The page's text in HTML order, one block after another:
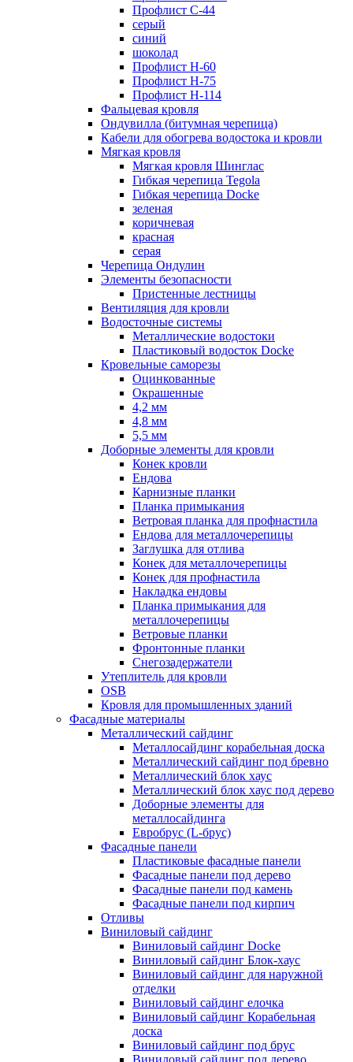
Профлист С-44
серый
синий
шоколад
Профлист Н-60
Профлист Н-75
Профлист H-114
Фальцевая кровля
Ондувилла (битумная черепица)
Кабели для обогрева водостока и кровли
Мягкая кровля
Мягкая кровля Шинглас
Гибкая черепица Tegola
Гибкая черепица Docke
зеленая
коричневая
красная
серая
Черепица Ондулин
Элементы безопасности
Пристенные лестницы
Вентиляция для кровли
Водосточные системы
Металлические водостоки
Пластиковый водосток Docke
Кровельные саморезы
Оцинкованные
Окрашенные
4,2 мм
4,8 мм
5,5 мм
Доборные элементы для кровли
Конек кровли
Ендова
Карнизные планки
Планка примыкания
Ветровая планка для профнастила
Ендова для металлочерепицы
Заглушка для отлива
Конек для металлочерепицы
Конек для профнастила
Накладка ендовы
Планка примыкания для
металлочерепицы
Ветровые планки
Фронтонные планки
Снегозадержатели
Утеплитель для кровли
OSB
Кровля для промышленных зданий
Фасадные материалы
Металлический сайдинг
Металлосайдинг корабельная доска
Металлический сайдинг под бревно
Металлический блок хаус
Металлический блок хаус под дерево
Доборные элементы для
металлосайдинга
Евробрус (L-брус)
Фасадные панели
Пластиковые фасадные панели
Фасадные панели под дерево
Фасадные панели под камень
Фасадные панели под кирпич
Отливы
Виниловый сайдинг
Виниловый сайдинг Docke
Виниловый сайдинг Блок-хаус
Виниловый сайдинг для наружной
отделки
Виниловый сайдинг елочка
Виниловый сайдинг Корабельная
доска
Виниловый сайдинг под брус
Виниловый сайдинг под дерево